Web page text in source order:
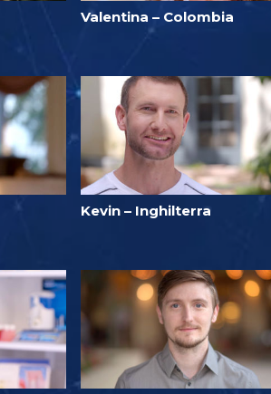
Valentina – Colombia
Kevin – Inghilterra